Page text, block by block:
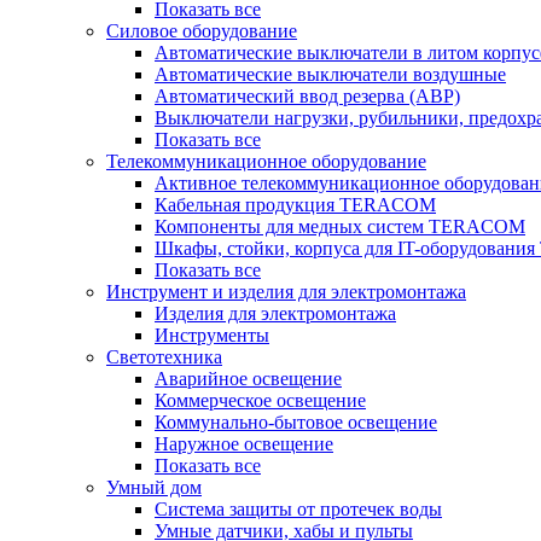
Показать все
Силовое оборудование
Автоматические выключатели в литом
Автоматические выключатели воздушные
Автоматический ввод резерва (АВР)
Выключатели нагрузки, рубильники,
Показать все
Телекоммуникационное оборудование
Активное телекоммуникационное
Кабельная продукция TERACOM
Компоненты для медных систем TERACOM
Шкафы, стойки, корпуса для IT-
Показать все
Инструмент и изделия для электромонтажа
Изделия для электромонтажа
Инструменты
Светотехника
Аварийное освещение
Коммерческое освещение
Коммунально-бытовое освещение
Наружное освещение
Показать все
Умный дом
Система защиты от протечек воды
Умные датчики, хабы и пульты